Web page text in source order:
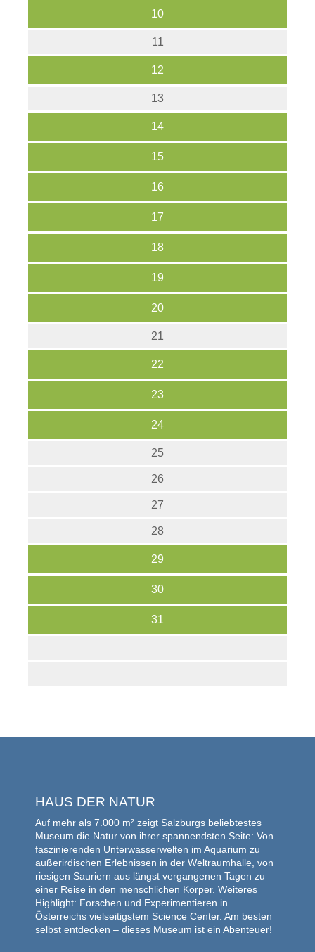
10
11
12
13
14
15
16
17
18
19
20
21
22
23
24
25
26
27
28
29
30
31
HAUS DER NATUR
Auf mehr als 7.000 m² zeigt Salzburgs beliebtestes
Museum die Natur von ihrer spannendsten Seite: Von
faszinierenden Unterwasserwelten im Aquarium zu
außerirdischen Erlebnissen in der Weltraumhalle, von
riesigen Sauriern aus längst vergangenen Tagen zu
einer Reise in den menschlichen Körper. Weiteres
Highlight: Forschen und Experimentieren in
Österreichs vielseitigstem Science Center. Am besten
selbst entdecken – dieses Museum ist ein Abenteuer!